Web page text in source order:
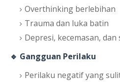
Overthinking berlebihan
Trauma dan luka batin
Depresi, kecemasan,
🔹 Gangguan Perilaku
Perilaku negatif yang